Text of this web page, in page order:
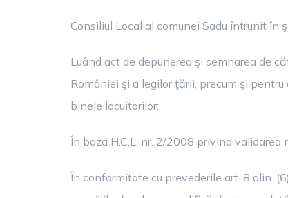
Consiliul Local al comunei Sadu întrunit în
Luând act de depunerea şi semnarea de
României şi a legilor ţării, precum şi
binele locuitorilor;
În baza H.C.L. nr. 2/2008 privind
În conformitate cu prevederile art. 8 alin.